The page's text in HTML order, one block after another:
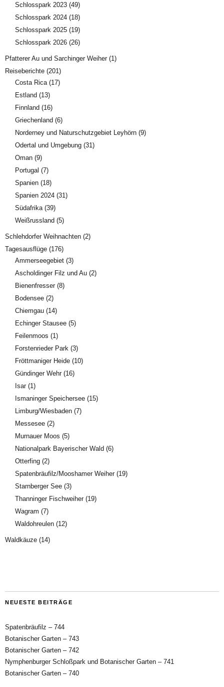
Schlosspark 2023 (49)
Schlosspark 2024 (18)
Schlosspark 2025 (19)
Schlosspark 2026 (26)
Pfatterer Au und Sarchinger Weiher(1)
Reiseberichte (201)
Costa Rica (17)
Estland (13)
Finnland (16)
Griechenland (6)
Norderney und Naturschutzgebiet Leyhörn (9)
Odertal und Umgebung (31)
Oman (9)
Portugal (7)
Spanien (18)
Spanien 2024 (31)
Südafrika (39)
Weißrussland (5)
Schlehdorfer Weihnachten (2)
Tagesausflüge (176)
Ammerseegebiet (3)
Ascholdinger Filz und Au (2)
Bienenfresser(8)
Bodensee (2)
Chiemgau (14)
Echinger Stausee (5)
Feilenmoos (1)
Forstenrieder Park (3)
Fröttmaniger Heide (10)
Gündinger Wehr(16)
Isar(1)
Ismaninger Speichersee (15)
Limburg/Wiesbaden (7)
Messesee (2)
Murnauer Moos (5)
Nationalpark Bayerischer Wald (6)
Otterfing (2)
Spatenbräufilz/Mooshamer Weiher(19)
Starnberger See (3)
Thanninger Fischweiher(19)
Wagram (7)
Waldohreulen (12)
Waldkäuze (14)
NEUESTE BEITRÄGE
Spatenbräufilz – 744
Botanischer Garten – 743
Botanischer Garten – 742
Nymphenburger Schloßpark und Botanischer Garten – 741
Botanischer Garten – 740